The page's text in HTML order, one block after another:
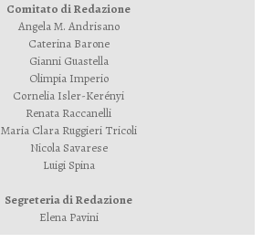
Comitato di Redazione
Angela M. Andrisano
Caterina Barone
Gianni Guastella
Olimpia Imperio
Cornelia Isler-Kerényi
Renata Raccanelli
Maria Clara Ruggieri Tricoli
Nicola Savarese
Luigi Spina
Segreteria di Redazione
Elena Pavini